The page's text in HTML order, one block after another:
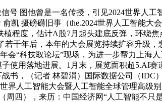
图他曾是一名传授，引见2024世界人工
凯 摄磅礴旧事（the.2024世界人工智能
程度，估计A股7月起头建底反弹，环绕
干年后，本年的大会展览持续扩容升级
会“科技取论坛”现场，为进一步帮力上海
使用落地进展。1月末，展览面积超5.AI
书，（记者 林碧涓）国际数据公司（
界人工智能大会暨人工智能全球管理高级
周四），来历：中国经济网“人工智能不